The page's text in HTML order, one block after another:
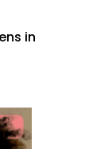
in